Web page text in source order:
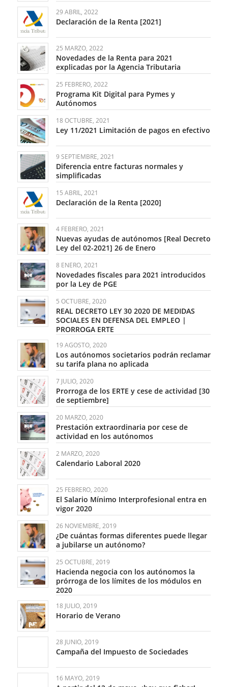
29 ABRIL, 2022
Declaración de la Renta [2021]
25 MARZO, 2022
Novedades de la Renta para 2021
explicadas por la Agencia Tributaria
25 FEBRERO, 2022
Programa Kit Digital para Pymes y
Autónomos
18 OCTUBRE, 2021
Ley 11/2021 Limitación de pagos en efectivo
9 SEPTIEMBRE, 2021
Diferencia entre facturas normales y
simplificadas
15 ABRIL, 2021
Declaración de la Renta [2020]
4 FEBRERO, 2021
Nuevas ayudas de autónomos [Real Decreto
Ley del 02-2021] 26 de Enero
8 ENERO, 2021
Novedades fiscales para 2021 introducidos
por la Ley de PGE
5 OCTUBRE, 2020
REAL DECRETO LEY 30 2020 DE MEDIDAS
SOCIALES EN DEFENSA DEL EMPLEO |
PRORROGA ERTE
19 AGOSTO, 2020
Los autónomos societarios podrán reclamar
su tarifa plana no aplicada
7 JULIO, 2020
Prorroga de los ERTE y cese de actividad [30
de septiembre]
20 MARZO, 2020
Prestación extraordinaria por cese de
actividad en los autónomos
2 MARZO, 2020
Calendario Laboral 2020
25 FEBRERO, 2020
El Salario Mínimo Interprofesional entra en
vigor 2020
26 NOVIEMBRE, 2019
¿De cuántas formas diferentes puede llegar
a jubilarse un autónomo?
25 OCTUBRE, 2019
Hacienda negocia con los autónomos la
prórroga de los límites de los módulos en
2020
18 JULIO, 2019
Horario de Verano
28 JUNIO, 2019
Campaña del Impuesto de Sociedades
16 MAYO, 2019